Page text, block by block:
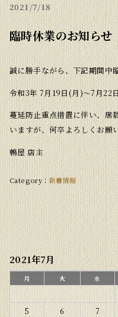
2021 7/18
臨時休業のお知らせ
誠に勝手ながら、下記期間中
令和3年 7月19日(月)〜7月22
蔓延防止重点措置に伴い、席
いますが、何卒よろしくお願
鶫屋 店主
新着情報
2021年7月
月 火 水
5
6 7